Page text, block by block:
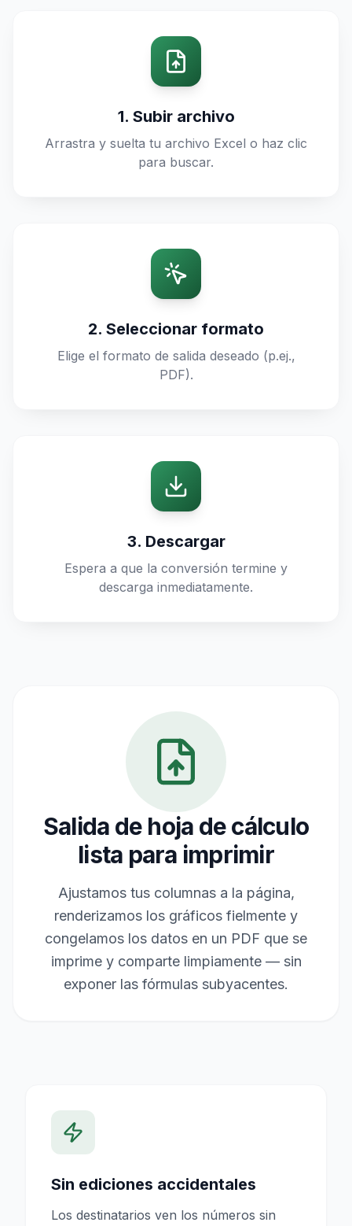
1. Subir archivo
Arrastra y suelta tu archivo Excel o haz clic
para buscar.
2. Seleccionar formato
Elige el formato de salida deseado (p.ej.,
PDF).
3. Descargar
Espera a que la conversión termine y
descarga inmediatamente.
Salida de hoja de cálculo
lista para imprimir
Ajustamos tus columnas a la página,
renderizamos los gráficos fielmente y
congelamos los datos en un PDF que se
imprime y comparte limpiamente — sin
exponer las fórmulas subyacentes.
Sin ediciones accidentales
Los destinatarios ven los números sin